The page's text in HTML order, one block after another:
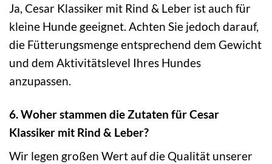
Ja, Cesar Klassiker mit Rind & Leber ist auch für
kleine Hunde geeignet. Achten Sie jedoch darauf,
die Fütterungsmenge entsprechend dem Gewicht
und dem Aktivitätslevel Ihres Hundes
anzupassen.
6. Woher stammen die Zutaten für Cesar
Klassiker mit Rind & Leber?
Wir legen großen Wert auf die Qualität unserer